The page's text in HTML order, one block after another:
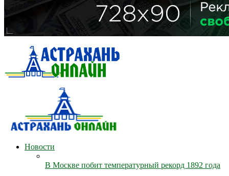
Новости
В Москве побит температурный рекорд 1892 года